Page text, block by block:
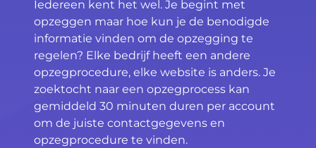
Iedereen kent het wel. Je begint met
opzeggen maar hoe kun je de benodigde
informatie vinden om de opzegging te
regelen? Elke bedrijf heeft een andere
opzegprocedure, elke website is anders. Je
zoektocht naar een opzegprocess kan
gemiddeld 30 minuten duren per account
om de juiste contactgegevens en
opzegprocedure te vinden.